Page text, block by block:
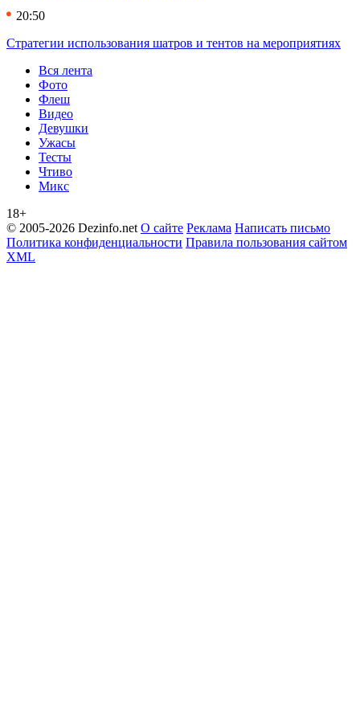
20:50
Стратегии использования шатров и тентов на мероприятиях
Вся лента
Фото
Флеш
Видео
Девушки
Ужасы
Тесты
Чтиво
Микс
18+
© 2005-2026 Dezinfo.net О сайте Реклама Написать письмо
Политика конфиденциальности Правила пользования сайтом
XML